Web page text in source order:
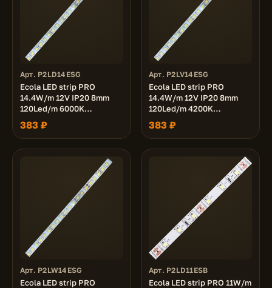
Арт. P2LD14ESG
Ecola LED strip PRO
14.4W/m 12V IP20 8mm
120Led/m 6000K
26Lm/LED 1400Lm/m
светодиодная лента на
катушке 5м.
383 ₽
Арт. P2LV14ESG
Ecola LED strip PRO
14.4W/m 12V IP20 8mm
120Led/m 4200K
12Lm/LED 1400Lm/m
светодиодная лента на
катушке 5м.
383 ₽
Арт. P2LW14ESG
Ecola LED strip PRO
Арт. P2LD11ESB
Ecola LED strip PRO 11W/m